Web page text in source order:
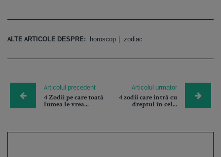
ALTE ARTICOLE DESPRE: horoscop zodiac
Articolul precedent
4 Zodii pe care toată
lumea le vrea...
Articolul urmator
4 zodii care intră cu
dreptul în cel...